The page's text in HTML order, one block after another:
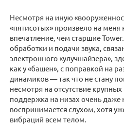
Несмотря на иную
«пятисотых» произвело на
впечатление, чем старшие
обработки и подачи звука,
электронного «улучшайзера»,
как у «башен», с поправкой на
динамиков — так что не стану
несмотря на отсутствие
поддержка на низах очень даже
воспринимается слухом, хотя
вибраций всем телом.